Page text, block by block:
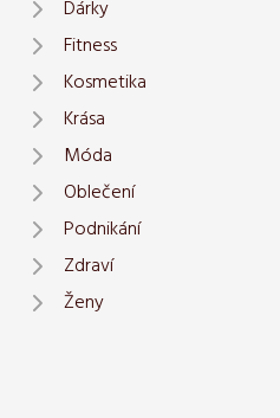
Dárky
Fitness
Kosmetika
Krása
Móda
Oblečení
Podnikání
Zdraví
Ženy